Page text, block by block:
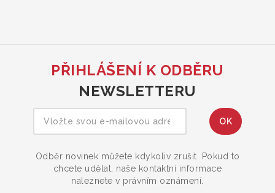
PŘIHLÁŠENÍ K ODBĚRU
NEWSLETTERU
Odběr novinek můžete kdykoliv zrušit. Pokud to
chcete udělat, naše kontaktní informace
naleznete v právním oznámení.